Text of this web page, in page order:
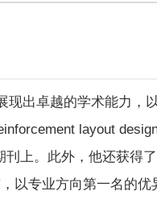
现出卓越的学术能力，
layout
刊上。此外，他还获得
以专业方向第一名的优